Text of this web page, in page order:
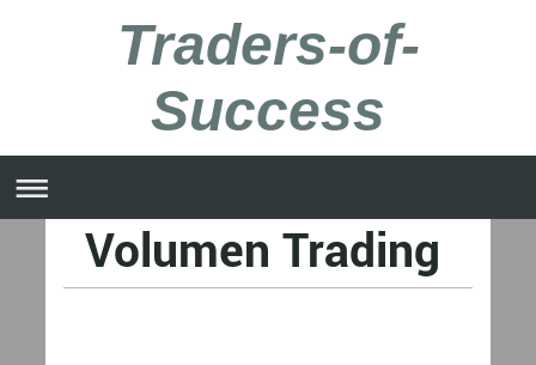
Traders-of-
Success
Volumen Trading